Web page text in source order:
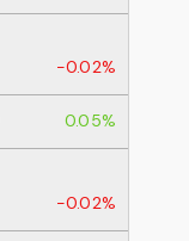
-0.02%
0.05%
-0.02%